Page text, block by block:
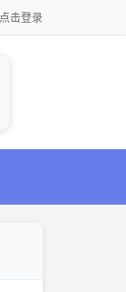
点击登录